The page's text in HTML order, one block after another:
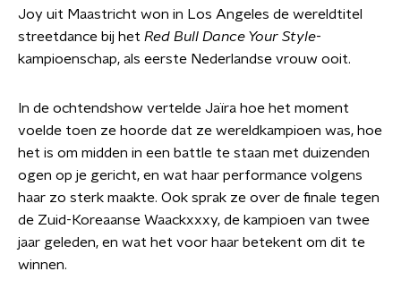
Joy uit Maastricht won in Los Angeles de wereldtitel
streetdance bij het Red Bull Dance Your Style-
kampioenschap, als eerste Nederlandse vrouw ooit.
In de ochtendshow vertelde Jaïra hoe het moment
voelde toen ze hoorde dat ze wereldkampioen was, hoe
het is om midden in een battle te staan met duizenden
ogen op je gericht, en wat haar performance volgens
haar zo sterk maakte. Ook sprak ze over de finale tegen
de Zuid-Koreaanse Waackxxxy, de kampioen van twee
jaar geleden, en wat het voor haar betekent om dit te
winnen.